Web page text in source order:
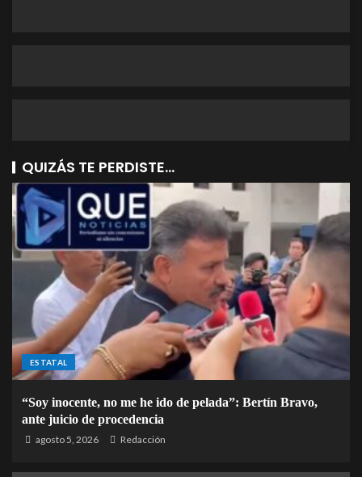
QUIZÁS TE PERDISTE...
ESTATAL
“Soy inocente, no me he ido de pelada”: Bertín Bravo,
ante juicio de procedencia
agosto 5, 2026 Redacción